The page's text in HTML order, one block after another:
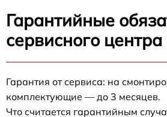
Гарантийные
сервисного
Гарантия от сервиса: на
комплектующие — до 3 месяцев.
Что считается гарантийным